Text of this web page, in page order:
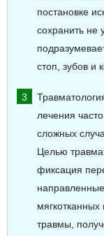
постановке
сохранить не
стоп, зубов и
лечения
сложных
Целью
фиксация
травмы,